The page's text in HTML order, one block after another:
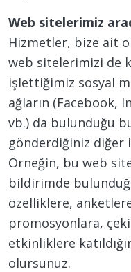
Web sitelerimiz
Hizmetler, bize ait
web sitelerimizi de
işlettiğimiz sosyal
ağların (Facebook,
vb.) da bulunduğu
gönderdiğiniz diğer
Örneğin, bu web
bildirimde
özelliklere,
promosyonlara,
etkinliklere
olursunuz.